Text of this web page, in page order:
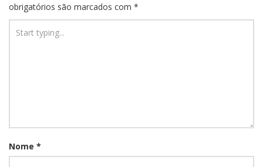
obrigatórios são marcados com *
Nome *